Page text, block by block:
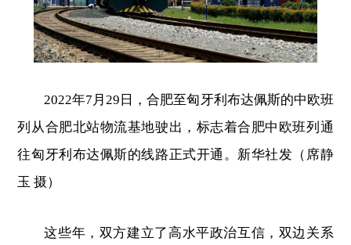
2022年7月29日，合肥至匈牙利布达佩斯的中欧班
列从合肥北站物流基地驶出，标志着合肥中欧班列通
往匈牙利布达佩斯的线路正式开通。新华社发（席静
玉 摄）
这些年，双方建立了高水平政治互信，双边关系